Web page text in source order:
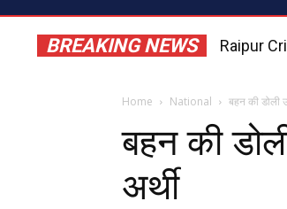
BREAKING NEWS Raipur
Home National बहन की डोली
बहन की
अर्थी